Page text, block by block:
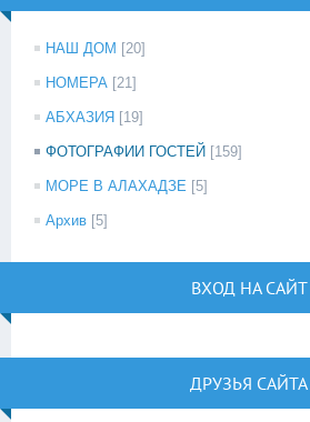
НАШ ДОМ [20]
НОМЕРА [21]
АБХАЗИЯ [19]
ФОТОГРАФИИ ГОСТЕЙ [159]
МОРЕ В АЛАХАДЗЕ [5]
Архив [5]
ВХОД НА САЙТ
ДРУЗЬЯ САЙТА